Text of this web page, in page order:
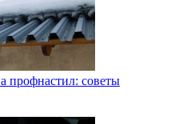
профнастил: советы